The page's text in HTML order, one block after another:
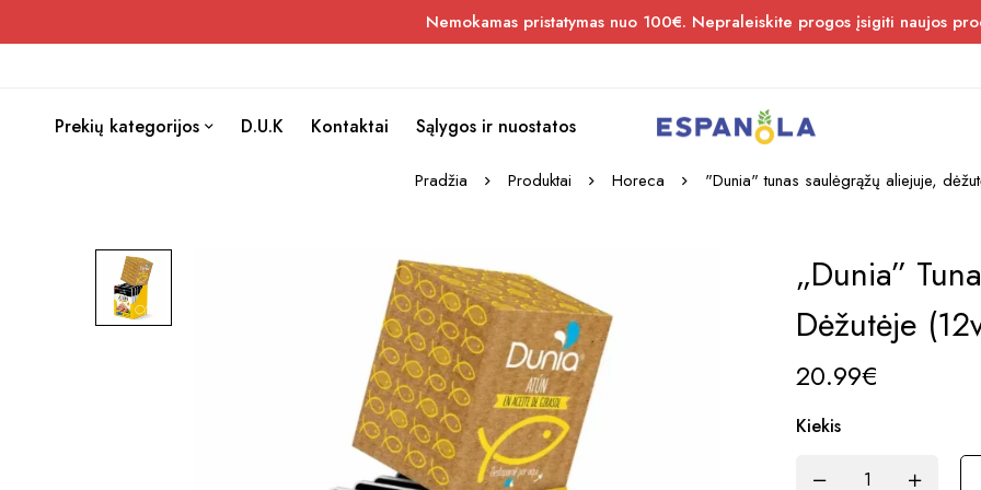
Nemokamas pristatymas nuo 100€. Nepraleiskite progos įsigiti naujos
Prekių kategorijos D.U.K Kontaktai Sąlygos ir nuostatos
Pradžia Produktai Horeca "Dunia" tunas saulėgrąžų aliejuje,
„Dunia”
Dėžutėje
20.99€
Kiekis